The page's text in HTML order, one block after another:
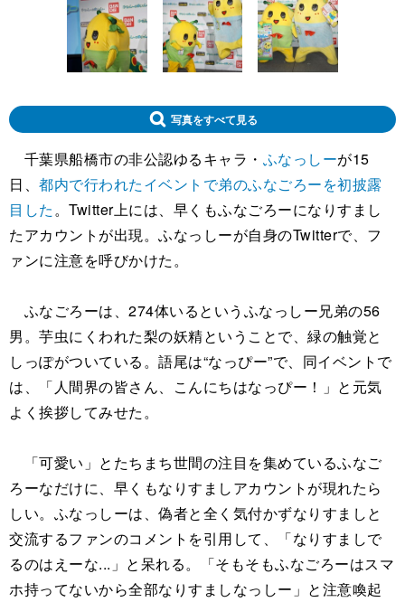
写真をすべて見る
千葉県船橋市の非公認ゆるキャラ・ ふなっしーが15
日、 都内で行われたイベントで弟のふなごろーを初披露
目した。Twitter上には、早くもふなごろーになりすまし
たアカウントが出現。ふなっしーが自身のTwitterで、フ
ァンに注意を呼びかけた。
ふなごろーは、274体いるというふなっしー兄弟の56
男。芋虫にくわれた梨の妖精ということで、緑の触覚と
しっぽがついている。語尾は“なっぴー”で、同イベントで
は、「人間界の皆さん、こんにちはなっぴー！」と元気
よく挨拶してみせた。
「可愛い」とたちまち世間の注目を集めているふなご
ろーなだけに、早くもなりすましアカウントが現れたら
しい。ふなっしーは、偽者と全く気付かずなりすましと
交流するファンのコメントを引用して、「なりすましで
るのはえーな...」と呆れる。「そもそもふなごろーはスマ
ホ持ってないから全部なりすましなっしー」と注意喚起